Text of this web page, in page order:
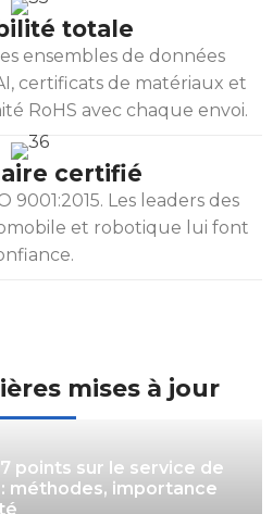
totale
ensembles de données
certificats de matériaux et
RoHS avec chaque envoi.
certifié
9001:2015. Les leaders des
et robotique lui font
mises à jour
points sur le service de
méthodes, importance